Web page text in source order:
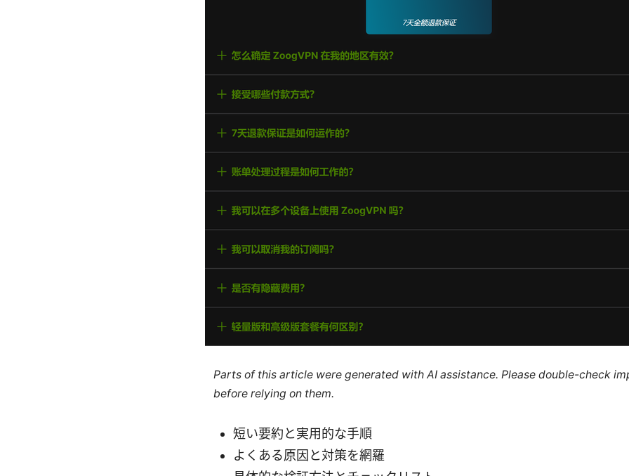
Parts of this article were generated with AI assistance. Please double-check
before relying on them.
短い要約と実用的な手順
よくある原因と対策を網羅